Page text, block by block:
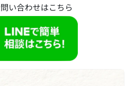
い合わせはこちら